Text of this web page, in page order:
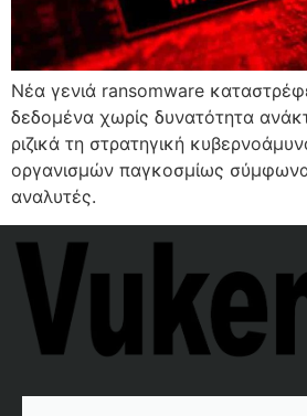
Νέα γενιά ransomware
δεδομένα χωρίς δυνατότητα
ριζικά τη στρατηγική
οργανισμών παγκοσμίως σύμφωνα
αναλυτές.